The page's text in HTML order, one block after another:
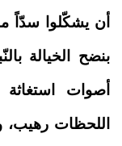
أن يشكّلوا سدّاً
بنضح الخيالة
أصوات
اللحظات رهيب،